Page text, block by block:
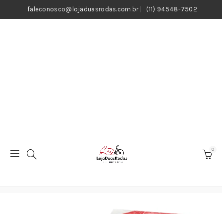
faleconosco@lojaduasrodas.com.br| (11) 94548-7502
0